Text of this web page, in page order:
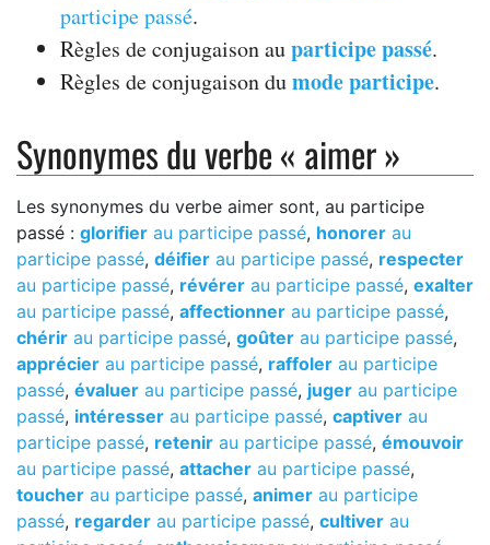
participe passé.
Règles de conjugaison auparticipe passé.
Règles de conjugaison dumode participe.
Synonymes du verbe « aimer »
Les synonymes du verbe aimer sont, au participe
passé : glorifier au participe passé, honorer au
participe passé, déifier au participe passé, respecter
au participe passé, révérer au participe passé, exalter
au participe passé, affectionner au participe passé,
chérir au participe passé, goûter au participe passé,
apprécier au participe passé, raffoler au participe
passé, évaluer au participe passé, juger au participe
passé, intéresser au participe passé, captiver au
participe passé, retenir au participe passé, émouvoir
au participe passé, attacher au participe passé,
toucher au participe passé, animer au participe
passé, regarder au participe passé, cultiver au